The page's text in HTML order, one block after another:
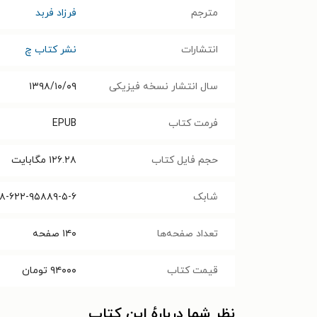
مترجم فرزاد فربد
انتشارات نشر کتاب چ
سال انتشار نسخه فیزیکی ۱۳۹۸/۱۰/۰۹
فرمت کتاب EPUB
حجم فایل کتاب ۱۲۶.۲۸ مگابایت
شابک ۹۷۸-۶۲۲-۹۵۸۸۹-
تعداد صفحه‌ها ۱۴۰ صفحه
قیمت کتاب ۹۴۰۰۰ تومان